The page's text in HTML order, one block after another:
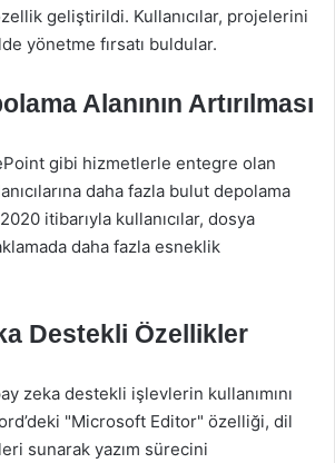
geliştirildi. Kullanıcılar, projelerini
yönetme fırsatı buldular.
Alanının Artırılması
gibi hizmetlerle entegre olan
daha fazla bulut depolama
itibarıyla kullanıcılar, dosya
daha fazla esneklik
Destekli Özellikler
zeka destekli işlevlerin kullanımını
"Microsoft Editor" özelliği, dil
sunarak yazım sürecini